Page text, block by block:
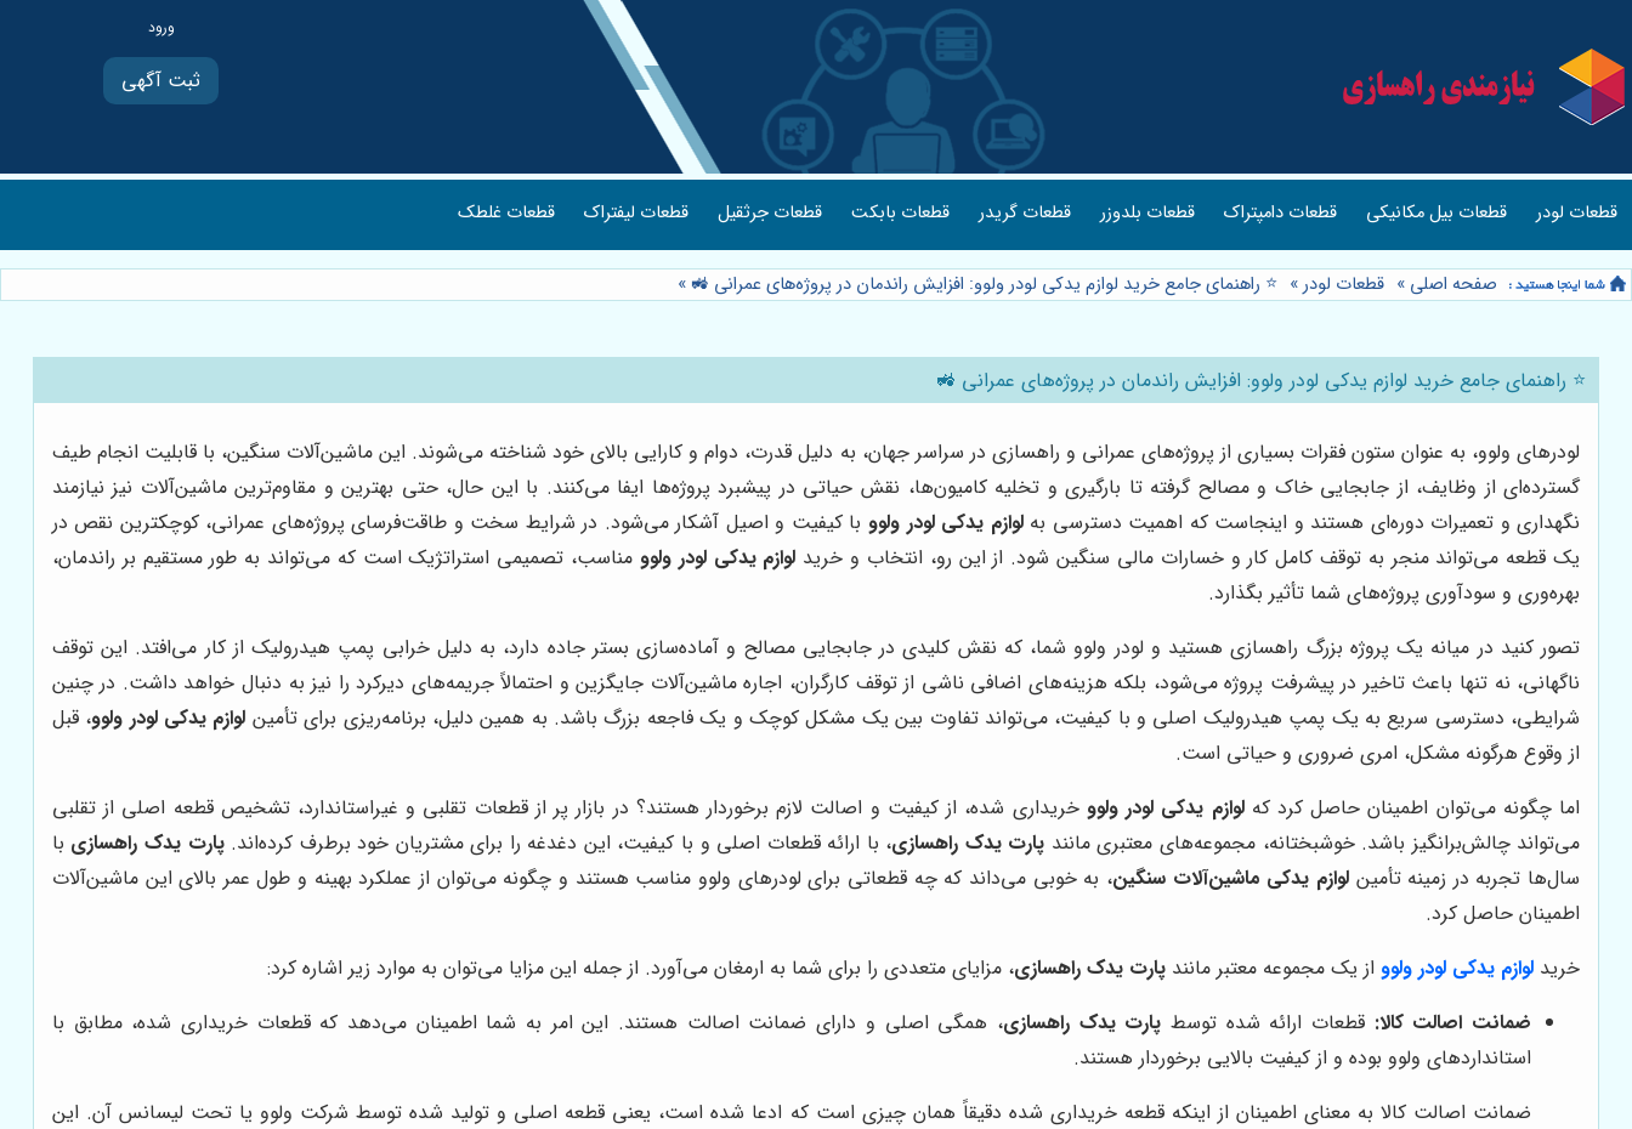
ثبت آگهی
قطعات لودر قطعات بیل مکانیکی قطعات دامپتراک قطعات بلدوزر قطعات گریدر قطعات بابکت قطعات جرثقیل قطعات لیفتراک قطعات غلطک
صفحه اصلی » قطعات لودر» ⭐️ راهنمای جامع خرید لوازم یدکی لودر ولوو: افزایش راندمان در پروژه‌های عمرانی 🚜 »
⭐️ راهنمای جامع خرید لوازم یدکی لودر ولوو: افزایش راندمان در پروژه‌های عمرانی 🚜
لودرهای ولوو، به عنوان ستون فقرات بسیاری از پروژه‌های عمرانی و راهسازی در سراسر جهان، به دلیل قدرت، دوام و کارایی بالای خود شناخته می‌شوند. این ماشین‌آلات سنگین، با قابلیت انجام طیف
گسترده‌ای از وظایف، از جابجایی خاک و مصالح گرفته تا بارگیری و تخلیه کامیون‌ها، نقش حیاتی در پیشبرد پروژه‌ها ایفا می‌کنند. با این حال، حتی بهترین و مقاوم‌ترین ماشین‌آلات نیز نیازمند
نگهداری و تعمیرات دوره‌ای هستند و اینجاست که اهمیت دسترسی بهلوازم یدکی لودر ولوو با کیفیت و اصیل آشکار می‌شود. در شرایط سخت و طاقت‌فرسای پروژه‌های عمرانی، کوچکترین نقص در
یک قطعه می‌تواند منجر به توقف کامل کار و خسارات مالی سنگین شود. از این رو، انتخاب و خرید لوازم یدکی لودر ولوو مناسب، تصمیمی استراتژیک است که می‌تواند به طور مستقیم بر راندمان،
بهره‌وری و سودآوری پروژه‌های شما تأثیر بگذارد.
تصور کنید در میانه یک پروژه بزرگ راهسازی هستید و لودر ولوو شما، که نقش کلیدی در جابجایی مصالح و آماده‌سازی بستر جاده دارد، به دلیل خرابی پمپ هیدرولیک از کار می‌افتد. این توقف
ناگهانی، نه تنها باعث تاخیر در پیشرفت پروژه می‌شود، بلکه هزینه‌های اضافی ناشی از توقف کارگران، اجاره ماشین‌آلات جایگزین و احتمالاً جریمه‌های دیرکرد را نیز به دنبال خواهد داشت. در چنین
شرایطی، دسترسی سریع به یک پمپ هیدرولیک اصلی و با کیفیت، می‌تواند تفاوت بین یک مشکل کوچک و یک فاجعه بزرگ باشد. به همین دلیل، برنامه‌ریزی برای تأمین لوازم یدکی لودر ولوو، قبل
از وقوع هرگونه مشکل، امری ضروری و حیاتی است.
اما چگونه می‌توان اطمینان حاصل کرد کهلوازم یدکی لودر ولوو خریداری شده، از کیفیت و اصالت لازم برخوردار هستند؟ در بازار پر از قطعات تقلبی و غیراستاندارد، تشخیص قطعه اصلی از تقلبی
می‌تواند چالش‌برانگیز باشد. خوشبختانه، مجموعه‌های معتبری مانند پارت یدک راهسازی، با ارائه قطعات اصلی و با کیفیت، این دغدغه را برای مشتریان خود برطرف کرده‌اند.پارت یدک راهسازی با
سال‌ها تجربه در زمینه تأمینلوازم یدکی ماشین‌آلات سنگین، به خوبی می‌داند که چه قطعاتی برای لودرهای ولوو مناسب هستند و چگونه می‌توان از عملکرد بهینه و طول عمر بالای این ماشین‌آلات
اطمینان حاصل کرد.
خرید لوازم یدکی لودر ولوواز یک مجموعه معتبر مانند پارت یدک راهسازی، مزایای متعددی را برای شما به ارمغان می‌آورد. از جمله این مزایا می‌توان به موارد زیر اشاره کرد:
ضمانت اصالت کالا: قطعات ارائه شده توسط پارت یدک راهسازی، همگی اصلی و دارای ضمانت اصالت هستند. این امر به شما اطمینان می‌دهد که قطعات خریداری شده، مطابق با
استانداردهای ولوو بوده و از کیفیت بالایی برخوردار هستند.
ضمانت اصالت کالا به معنای اطمینان از اینکه قطعه خریداری شده دقیقاً همان چیزی است که ادعا شده است، یعنی قطعه اصلی و تولید شده توسط شرکت ولوو یا تحت لیسانس آن. این